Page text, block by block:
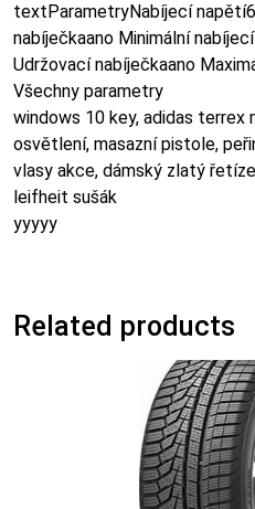
textParametryNabíjecí
nabíječkaano Minimální
Udržovací nabíječkaano
Všechny parametry
windows 10 key, adidas terrex
osvětlení, masazní pistole,
vlasy akce, dámský zlatý
leifheit sušák
yyyyy
Related products